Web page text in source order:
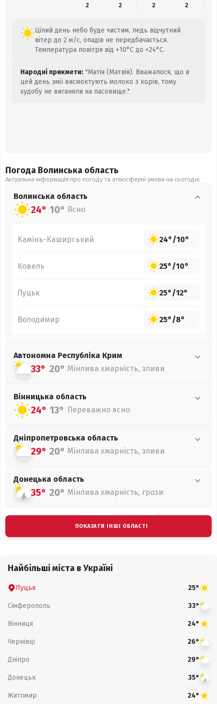
2
2 2 2
Цілий день небо буде чистим, ледь відчутний
вітер до 2 м/с, опадів не передбачається.
Температура повітря від +10°C до +24°C.
Народні прикмети: "Матія (Матвія). Вважалося, що в
цей день змії висмоктують молоко з корів, тому
худобу не виганяли на пасовище."
Погода Волинська область
Актуальна інформація про погоду та атмосферні умови на сьогодні
Волинська область
24° 10° Ясно
Камінь-Каширський 24°/10°
Ковель 25°/10°
Луцьк 25°/12°
Володимир 25°/8°
Автономна Республіка Крим
33° 20° Мінлива хмарність, зливи
Вінницька область
24° 13° Переважно ясно
Дніпропетровська область
29° 20° Мінлива хмарність, зливи
Донецька область
35° 20° Мінлива хмарність, грози
ПОКАЗАТИ ІНШІ ОБЛАСТІ
Найбільші міста в Україні
Луцьк 25°
Сімферополь 33°
Вінниця 24°
Чернівці 26°
Дніпро 29°
Донецьк 35°
Житомир 24°